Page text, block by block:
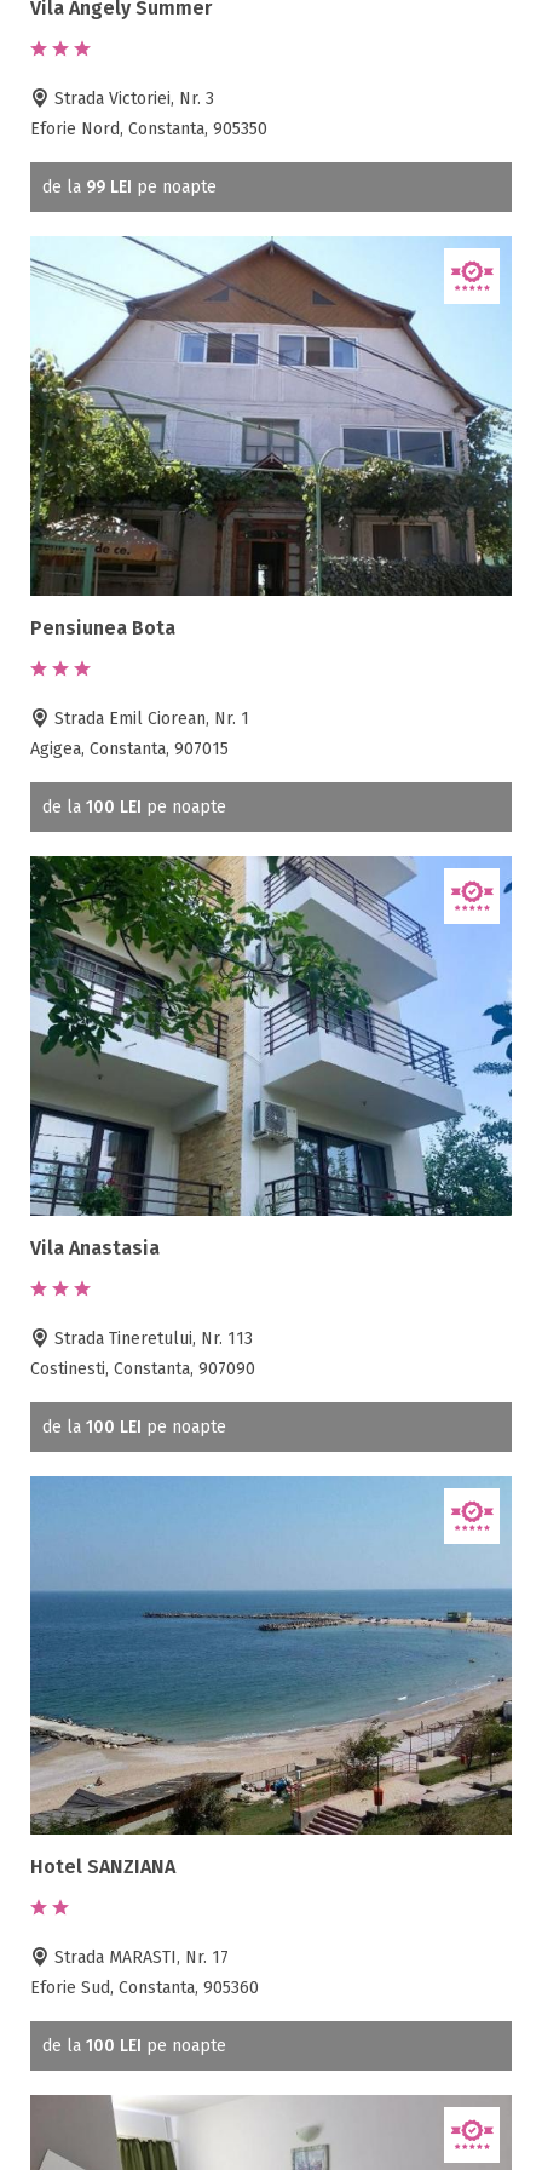
Neptun ( 58 )
Olimp ( 9 )
Saturn ( 17 )
Techirghiol ( 36 )
Tuzla ( 5 )
Vama Veche ( 68 )
Internet wireless
Plata cu cardul
Restaurant
All inclusive
Pensiune completa
Demipensiune
Mic dejun
Accepta animale
Accepta voucher vacanta
Acces bucatarie
Acces persoane cu dizabilități
ATV
Bar
Cablu tv
Cazino
Ceaun
Ciubar
Crama
Cutie de valori
Discoteca
Echitatie
Fax
Ferma proprie
Foisor in curte
Frigider
Gradina / curte
Gratar
Inchirieri biciclete
Jacuzzi
Lac
Livada
Loc de joaca
Masaj
Netflix
Pat bebelus
Rau in curte
Room service
Sala de conferinte
Sala de fitness
Sala de mese
Salina
Sanie cu cai
Sauna
Scaun bebelus
Semineu
SPA
Teren de sport
Transport auto
Vila Angely Summer
Strada Victoriei, Nr. 3
Eforie Nord, Constanta, 905350
de la 99 LEI pe noapte
Pensiunea Bota
Strada Emil Ciorean, Nr. 1
Agigea, Constanta, 907015
de la 100 LEI pe noapte
Vila Anastasia
Strada Tineretului, Nr. 113
Costinesti, Constanta, 907090
de la 100 LEI pe noapte
Hotel SANZIANA
Strada MARASTI, Nr. 17
Eforie Sud, Constanta, 905360
de la 100 LEI pe noapte